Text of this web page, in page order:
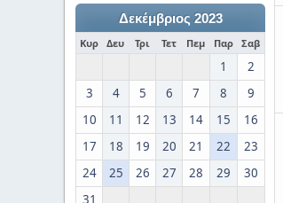
Δεκέμβριος 2023
Κυρ Δευ Τρι Τετ Πεμ Παρ Σαβ
1
2
3
4 5 6 7 8
9
10
11 12 13 14 15
16
17
18 19 20 21 22
23
24
25 26 27 28 29
30
31